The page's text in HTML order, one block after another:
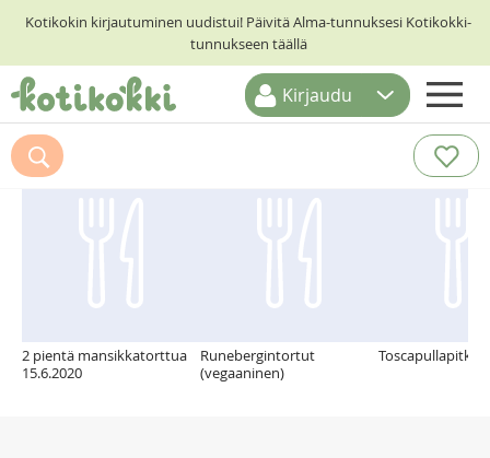
Kotikokin kirjautuminen uudistui! Päivitä Alma-tunnuksesi Kotikokki-
tunnukseen täällä
ETUSIVU
RESEPTIHAKU
Kirjaudu
Suosittelemme myös
2 pientä mansikkatorttua
15.6.2020
Runebergintortut
(vegaaninen)
Toscapullapitko